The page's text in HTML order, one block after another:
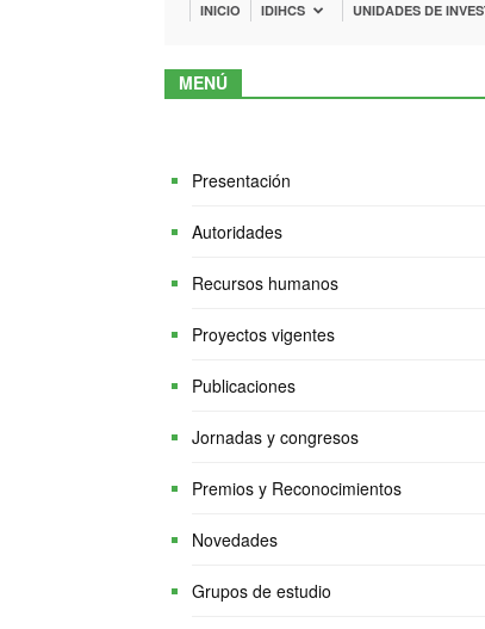
INICIO IDIHCS UNIDADES DE
MENÚ
Presentación
Autoridades
Recursos humanos
Proyectos vigentes
Publicaciones
Jornadas y congresos
Premios y Reconocimientos
Novedades
Grupos de estudio